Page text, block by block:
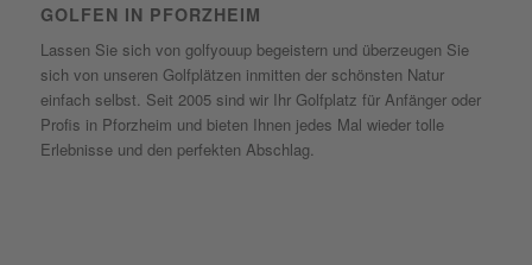
GOLFEN IN PFORZHEIM
Lassen Sie sich von golfyouup begeistern und überzeugen Sie
sich von unseren Golfplätzen inmitten der schönsten Natur
einfach selbst. Seit 2005 sind wir Ihr Golfplatz für Anfänger oder
Profis in Pforzheim und bieten Ihnen jedes Mal wieder tolle
Erlebnisse und den perfekten Abschlag.